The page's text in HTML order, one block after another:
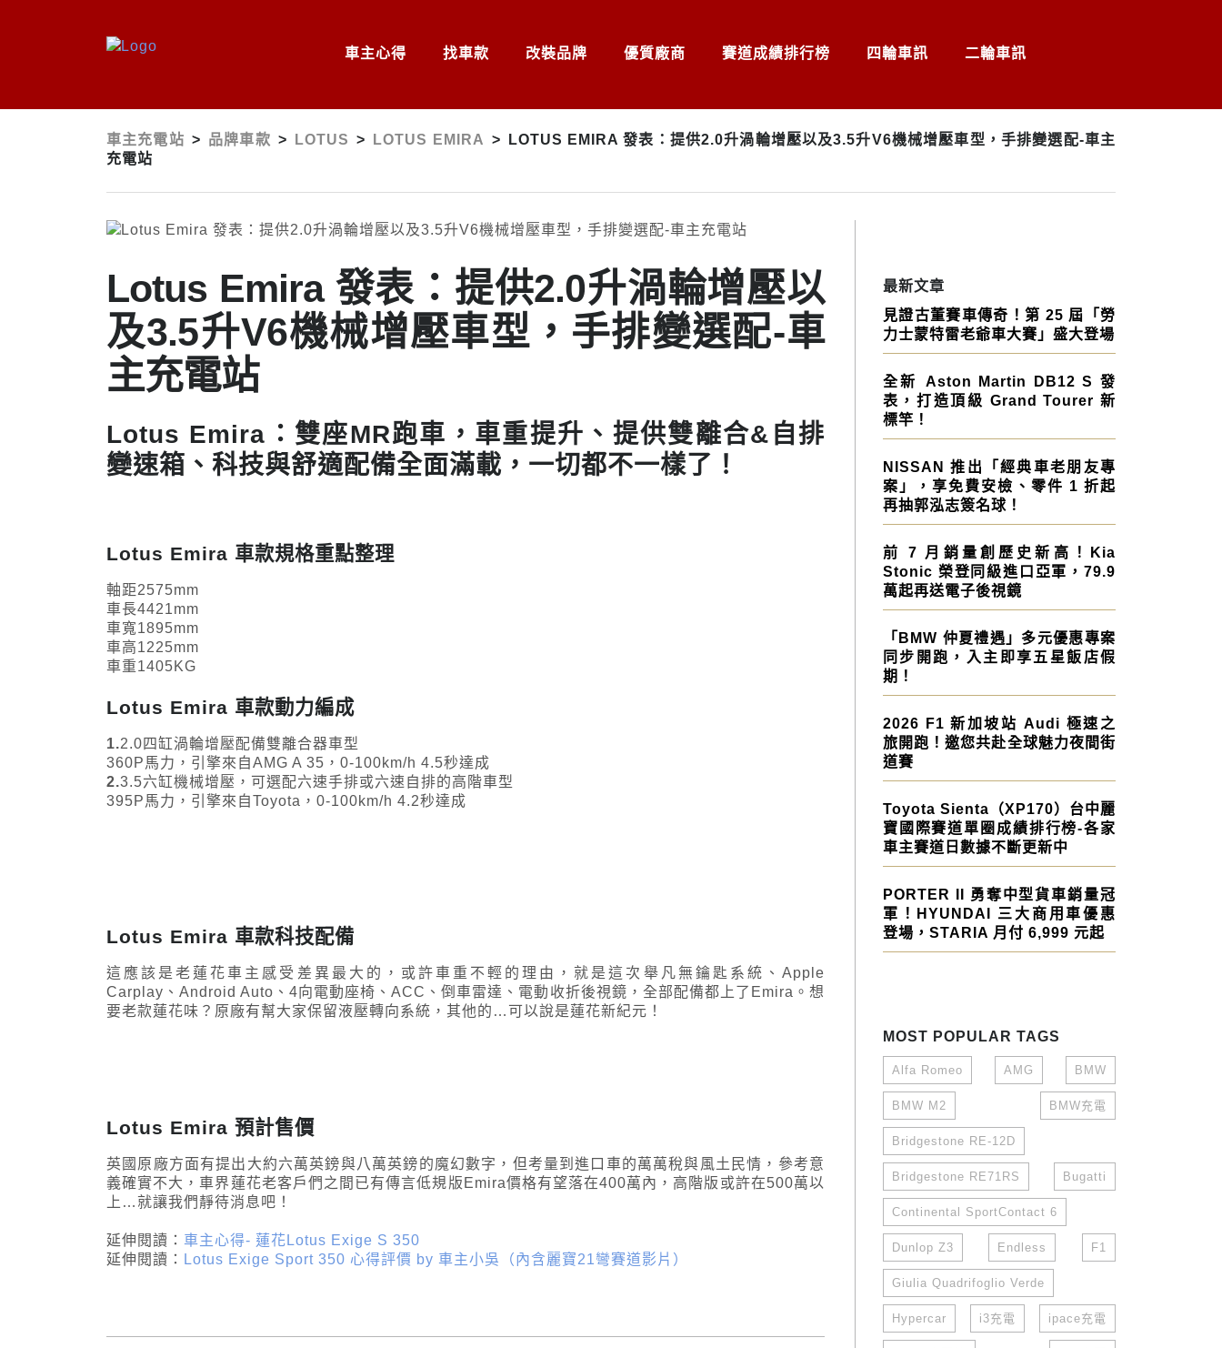
車主心得 找車款 改裝品牌 優質廠商 賽道成績排行榜 四輪車訊 二輪車訊
車主充電站 > 品牌車款 > LOTUS > LOTUS EMIRA >
LOTUS EMIRA 發表：提供2.0升渦輪增壓以及3.5升V6機械增壓車型，手排變選配-車主
充電站
Lotus Emira 發表：提供2.0升渦輪增壓以
及3.5升V6機械增壓車型，手排變選配-車
主充電站
Lotus Emira：雙座MR跑車，車重提升、提供雙離合&自排
變速箱、科技與舒適配備全面滿載，一切都不一樣了！
Lotus Emira 車款規格重點整理
軸距2575mm
車長4421mm
車寬1895mm
車高1225mm
車重1405KG
Lotus Emira 車款動力編成
1.2.0四缸渦輪增壓配備雙離合器車型
360P馬力，引擎來自AMG A 35，0-100km/h 4.5秒達成
2.3.5六缸機械增壓，可選配六速手排或六速自排的高階車型
395P馬力，引擎來自Toyota，0-100km/h 4.2秒達成
Lotus Emira 車款科技配備
這應該是老蓮花車主感受差異最大的，或許車重不輕的理由，就是這次舉凡無鑰匙系統、Apple
Carplay、Android Auto、4向電動座椅、ACC、倒車雷達、電動收折後視鏡，全部配備都上了Emira。想
要老款蓮花味？原廠有幫大家保留液壓轉向系統，其他的…可以說是蓮花新紀元！
Lotus Emira 預計售價
英國原廠方面有提出大約六萬英鎊與八萬英鎊的魔幻數字，但考量到進口車的萬萬稅與風土民情，參考意
義確實不大，車界蓮花老客戶們之間已有傳言低規版Emira價格有望落在400萬內，高階版或許在500萬以
上…就讓我們靜待消息吧！
延伸閱讀： 車主心得- 蓮花Lotus Exige S 350
延伸閱讀：
Lotus Exige Sport 350 心得評價 by 車主小吳（內含麗寶21彎賽道影片）
最新文章
見證古董賽車傳奇！第 25 屆「勞
力士蒙特雷老爺車大賽」盛大登場
全新 Aston Martin DB12 S 發
表，打造頂級 Grand Tourer 新
標竿！
NISSAN 推出「經典車老朋友專
案」，享免費安檢、零件 1 折起
再抽郭泓志簽名球！
前 7 月銷量創歷史新高！Kia
Stonic 榮登同級進口亞軍，79.9
萬起再送電子後視鏡
「BMW 仲夏禮遇」多元優惠專案
同步開跑，入主即享五星飯店假
期！
2026 F1 新加坡站 Audi 極速之
旅開跑！邀您共赴全球魅力夜間街
道賽
Toyota Sienta（XP170）台中麗
寶國際賽道單圈成績排行榜-各家
車主賽道日數據不斷更新中
PORTER II 勇奪中型貨車銷量冠
軍！HYUNDAI 三大商用車優惠
登場，STARIA 月付 6,999 元起
MOST POPULAR TAGS
Alfa Romeo AMG BMW
BMW M2 BMW充電
Bridgestone RE-12D
Bridgestone RE71RS Bugatti
Continental SportContact 6
Dunlop Z3 Endless F1
Giulia Quadrifoglio Verde
Hypercar i3充電 ipace充電